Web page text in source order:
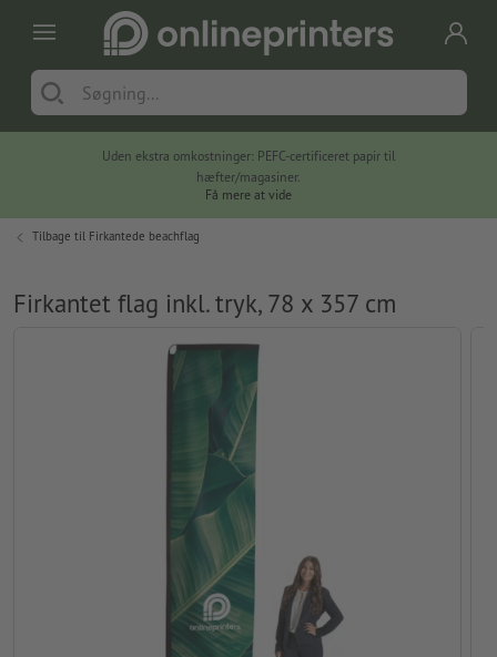
Uden ekstra omkostninger: PEFC-certificeret papir til
hæfter/magasiner.
Få mere at vide
Tilbage til Firkantede beachflag
Firkantet flag inkl. tryk, 78 x 357 cm